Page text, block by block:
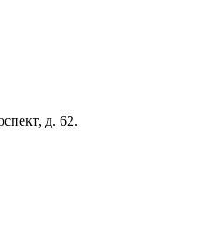
д. 62.